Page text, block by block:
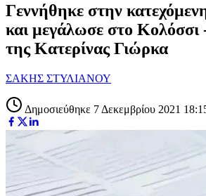
Γεννήθηκε στην
και μεγάλωσε στο Κολόσσι
της Κατερίνας Γιώρκα
ΣΑΚΗΣ ΣΤΥΛΙΑΝΟΥ
Δημοσιεύθηκε 7 Δεκεμβρίου 2021